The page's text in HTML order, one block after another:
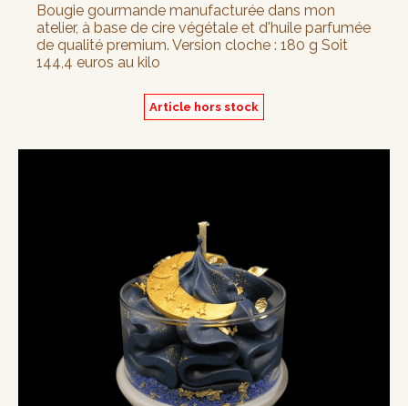
Bougie gourmande manufacturée dans mon
atelier, à base de cire végétale et d'huile parfumée
de qualité premium. Version cloche : 180 g Soit
144,4 euros au kilo
Article hors stock